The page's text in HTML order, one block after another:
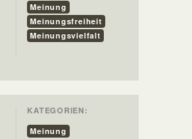
Meinung
Meinungsfreiheit
Meinungsvielfalt
KATEGORIEN:
Meinung